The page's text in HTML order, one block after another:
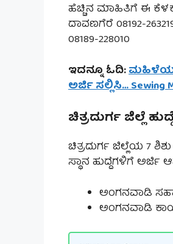
ಹೆಚ್ಚಿನ ಮಾಹಿತಿಗೆ ಈ
ದಾವಣಗೆರೆ 08192-
08189-228010
ಇದನ್ನೂ ಓದಿ:
ಅರ್ಜಿ ಸಲ್ಲಿಸಿ… Sewing
ಚಿತ್ರದುರ್ಗ ಜಿಲ್ಲೆ
ಚಿತ್ರದುರ್ಗ ಜಿಲ್ಲೆಯ 7
ಸ್ಥಾನ ಹುದ್ದೆಗಳಿಗೆ ಅರ್ಜಿ
ಅಂಗನವಾಡಿ
ಅಂಗನವಾಡಿ